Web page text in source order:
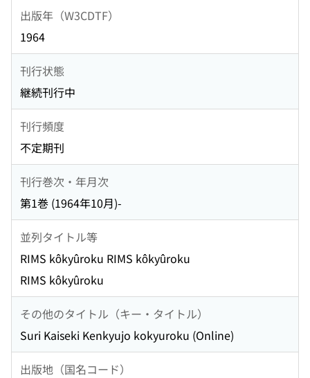
出版年（W3CDTF）
1964
刊行状態
継続刊行中
刊行頻度
不定期刊
刊行巻次・年月次
第1巻 (1964年10月)-
並列タイトル等
RIMS kôkyûroku RIMS kôkyûroku
RIMS kôkyûroku
その他のタイトル（キー・タイトル）
Suri Kaiseki Kenkyujo kokyuroku (Online)
出版地（国名コード）